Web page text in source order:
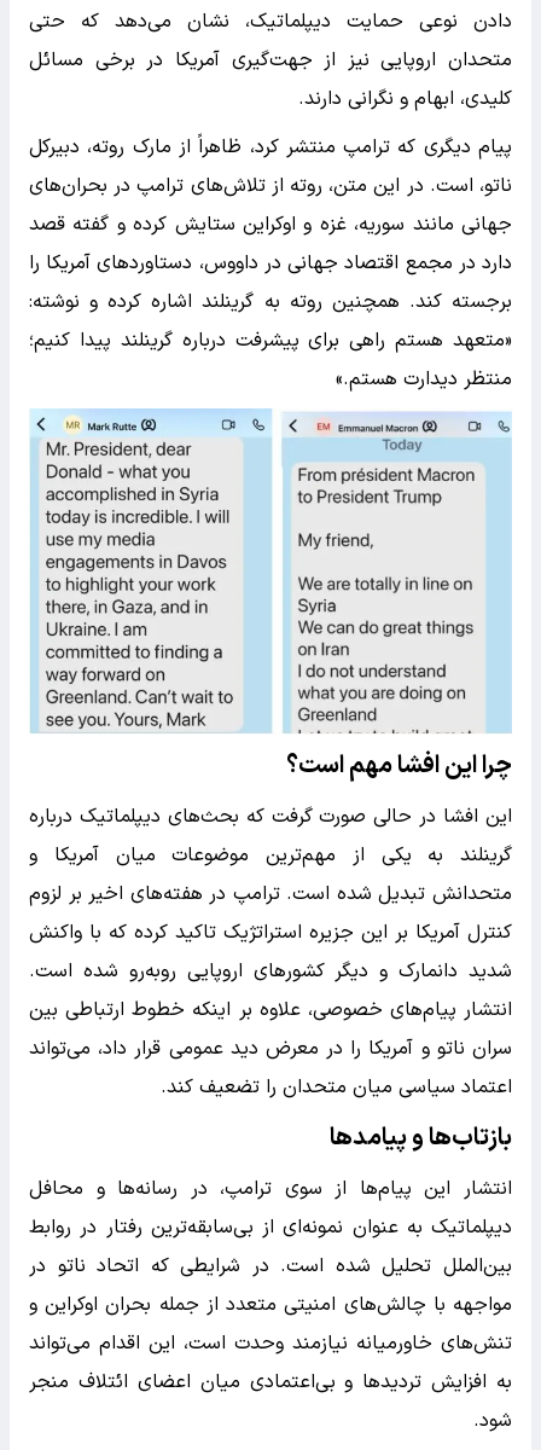
دادن نوعی حمایت دیپلماتیک، نشان می‌دهد که حتی
متحدان اروپایی نیز از جهت‌گیری آمریکا در برخی مسائل
کلیدی، ابهام و نگرانی دارند.
پیام دیگری که ترامپ منتشر کرد، ظاهراً از مارک روته، دبیرکل
ناتو، است. در این متن، روته از تلاش‌های ترامپ در بحران‌های
جهانی مانند سوریه، غزه و اوکراین ستایش کرده و گفته قصد
دارد در مجمع اقتصاد جهانی در داووس، دستاوردهای آمریکا را
برجسته کند. همچنین روته به گرینلند اشاره کرده و نوشته:
«متعهد هستم راهی برای پیشرفت درباره گرینلند پیدا کنیم؛
منتظر دیدارت هستم.»
چرا این افشا مهم است؟
این افشا در حالی صورت گرفت که بحث‌های دیپلماتیک درباره
گرینلند به یکی از مهم‌ترین موضوعات میان آمریکا و
متحدانش تبدیل شده است. ترامپ در هفته‌های اخیر بر لزوم
کنترل آمریکا بر این جزیره استراتژیک تاکید کرده که با واکنش
شدید دانمارک و دیگر کشورهای اروپایی روبه‌رو شده است.
انتشار پیام‌های خصوصی، علاوه بر اینکه خطوط ارتباطی بین
سران ناتو و آمریکا را در معرض دید عمومی قرار داد، می‌تواند
اعتماد سیاسی میان متحدان را تضعیف کند.
بازتاب‌ها و پیامدها
انتشار این پیام‌ها از سوی ترامپ، در رسانه‌ها و محافل
دیپلماتیک به عنوان نمونه‌ای از بی‌سابقه‌ترین رفتار در روابط
بین‌الملل تحلیل شده است. در شرایطی که اتحاد ناتو در
مواجهه با چالش‌های امنیتی متعدد از جمله بحران اوکراین و
تنش‌های خاورمیانه نیازمند وحدت است، این اقدام می‌تواند
به افزایش تردیدها و بی‌اعتمادی میان اعضای ائتلاف منجر
شود.